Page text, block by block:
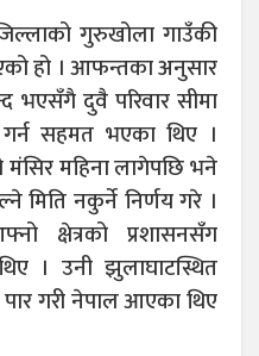
गुरुखोला गाउँकी
हो । आफन्तका अनुसार
भएसँगै दुवै परिवार सीमा
सहमत भएका थिए ।
मंसिर महिना लागेपछि भने
मिति नकुर्ने निर्णय गरे ।
क्षेत्रको प्रशासनसँग
। उनी झुलाघाटस्थित
गरी नेपाल आएका थिए